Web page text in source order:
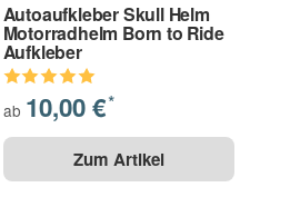
Autoaufkleber Skull Helm
Motorradhelm Born to Ride
Aufkleber
ab 10,00 €*
Zum Artikel